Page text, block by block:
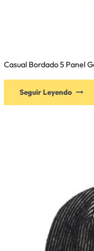
Casual Bordado 5 Panel
Seguir Leyendo